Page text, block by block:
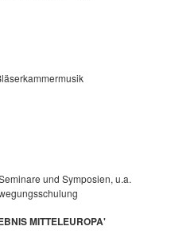
und Symposien, u.a.
MITTELEUROPA'